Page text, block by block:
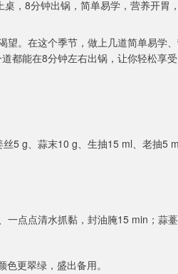
。在这个季节，做上几道简单易学
都能在8分钟左右出锅，让你轻松享受
5 g、蒜末10 g、生抽15 ml、老抽5
一点点清水抓黏，封油腌15 min；蒜
更翠绿，盛出备用。